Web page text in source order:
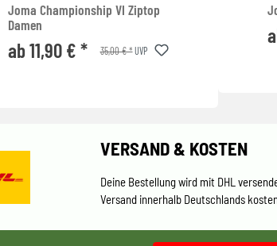
Joma Championship VI Ziptop
Damen
ab 11,90 € * 35,00 € *UVP
VERSAND & KOSTEN
Deine Bestellung wird mit DHL
Versand innerhalb Deutschlands